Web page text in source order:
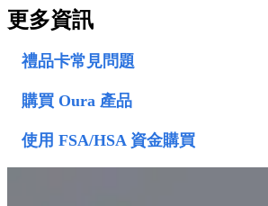
更多資訊
禮品卡常見問題
購買 Oura 產品
使用 FSA/HSA 資金購買